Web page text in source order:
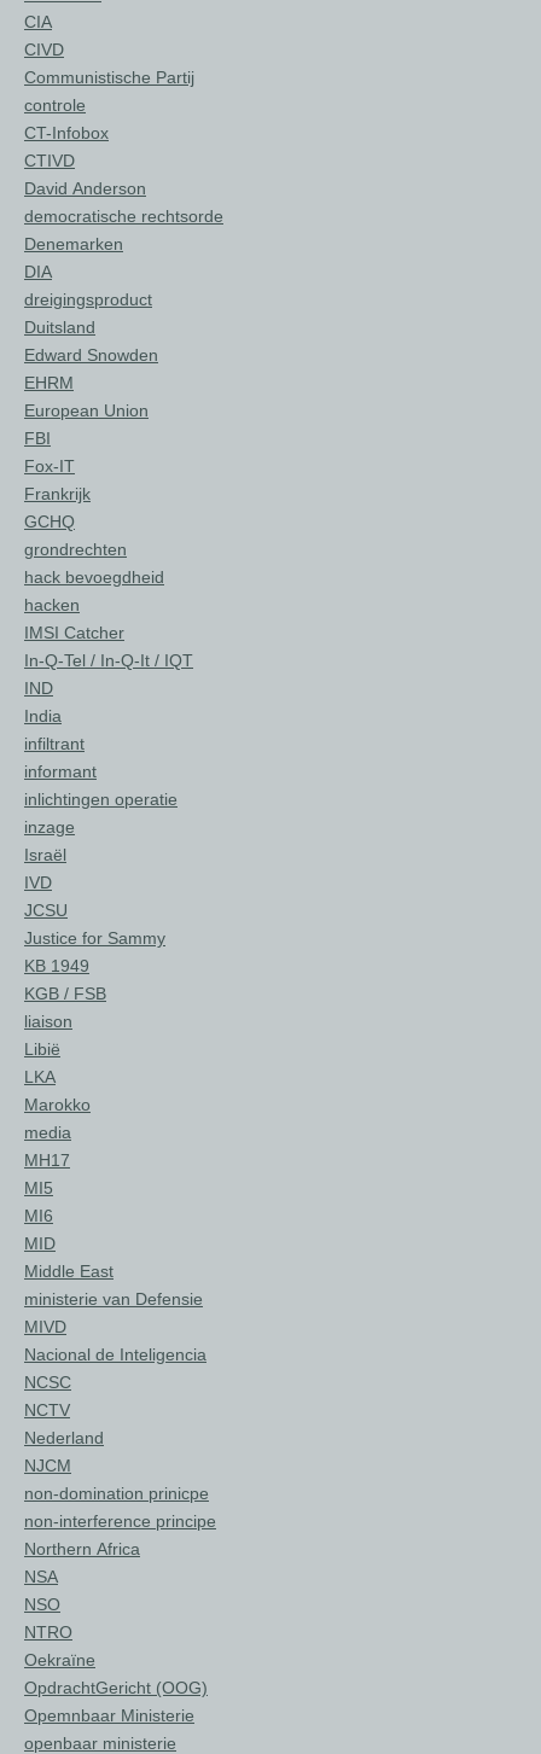
CIA
CIVD
Communistische Partij
controle
CT-Infobox
CTIVD
David Anderson
democratische rechtsorde
Denemarken
DIA
dreigingsproduct
Duitsland
Edward Snowden
EHRM
European Union
FBI
Fox-IT
Frankrijk
GCHQ
grondrechten
hack bevoegdheid
hacken
IMSI Catcher
In-Q-Tel / In-Q-It / IQT
IND
India
infiltrant
informant
inlichtingen operatie
inzage
Israël
IVD
JCSU
Justice for Sammy
KB 1949
KGB / FSB
liaison
Libië
LKA
Marokko
media
MH17
MI5
MI6
MID
Middle East
ministerie van Defensie
MIVD
Nacional de Inteligencia
NCSC
NCTV
Nederland
NJCM
non-domination prinicpe
non-interference principe
Northern Africa
NSA
NSO
NTRO
Oekraïne
OpdrachtGericht (OOG)
Opemnbaar Ministerie
openbaar ministerie